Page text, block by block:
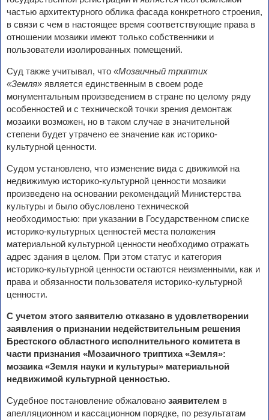
частью архитектурного облика фасада конкретного строения,
в связи с чем в настоящее время соответствующие права в
отношении мозаики имеют только собственники и
пользователи изолированных помещений.
Суд также учитывал, что «Мозаичный триптих
«Земля» является единственным в своем роде
монументальным произведением в стране по целому ряду
особенностей и с технической точки зрения демонтаж
мозаики возможен, но в таком случае в значительной
степени будет утрачено ее значение как историко-
культурной ценности.
Судом установлено, что изменение вида с движимой на
недвижимую историко-культурной ценности мозаики
произведено на основании рекомендаций Министерства
культуры и было обусловлено технической
необходимостью: при указании в Государственном списке
историко-культурных ценностей места положения
материальной культурной ценности необходимо отражать
адрес здания в целом. При этом статус и категория
историко-культурной ценности остаются неизменными, как и
права и обязанности пользователя историко-культурной
ценности.
С учетом этого заявителю отказано в удовлетворении
заявления о признании недействительным решения
Брестского областного исполнительного комитета в
части признания «Мозаичного триптиха «Земля»:
мозаика «Земля науки и культуры» материальной
недвижимой культурной ценностью.
Судебное постановление обжаловано заявителем в
апелляционном и кассационном порядке, по результатам